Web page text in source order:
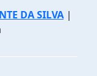
DA SILVA|